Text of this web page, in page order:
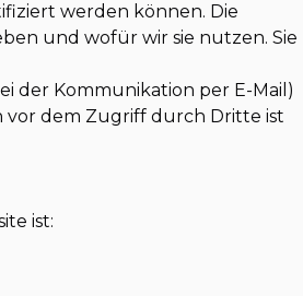
werden können. Die
und wofür wir sie nutzen. Sie
der Kommunikation per E-Mail)
vor dem Zugriff durch Dritte ist
ist: